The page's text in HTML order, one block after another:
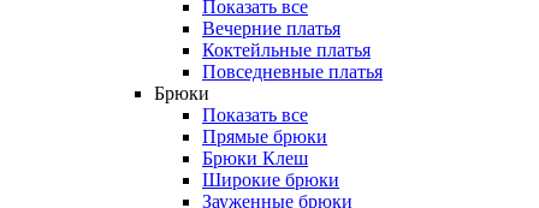
Показать все
Вечерние платья
Коктейльные платья
Повседневные платья
Брюки
Показать все
Прямые брюки
Брюки Клеш
Широкие брюки
Зауженные брюки